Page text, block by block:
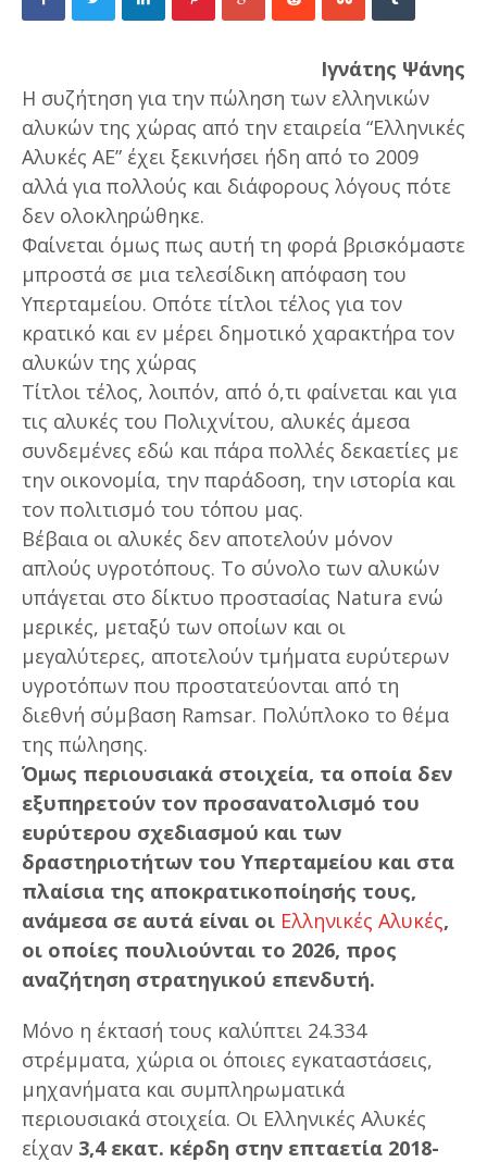
Ιγνάτης Ψάνης
Η συζήτηση για την πώληση των ελληνικών
αλυκών της χώρας από την εταιρεία “Ελληνικές
Αλυκές ΑΕ” έχει ξεκινήσει ήδη από το 2009
αλλά για πολλούς και διάφορους λόγους πότε
δεν ολοκληρώθηκε.
Φαίνεται όμως πως αυτή τη φορά βρισκόμαστε
μπροστά σε μια τελεσίδικη απόφαση του
Υπερταμείου. Οπότε τίτλοι τέλος για τον
κρατικό και εν μέρει δημοτικό χαρακτήρα τον
αλυκών της χώρας
Τίτλοι τέλος, λοιπόν, από ό,τι φαίνεται και για
τις αλυκές του Πολιχνίτου, αλυκές άμεσα
συνδεμένες εδώ και πάρα πολλές δεκαετίες με
την οικονομία, την παράδοση, την ιστορία και
τον πολιτισμό του τόπου μας.
Βέβαια οι αλυκές δεν αποτελούν μόνον
απλούς υγροτόπους. Το σύνολο των αλυκών
υπάγεται στο δίκτυο προστασίας Natura ενώ
μερικές, μεταξύ των οποίων και οι
μεγαλύτερες, αποτελούν τμήματα ευρύτερων
υγροτόπων που προστατεύονται από τη
διεθνή σύμβαση Ramsar. Πολύπλοκο το θέμα
της πώλησης.
Όμως περιουσιακά στοιχεία, τα οποία δεν
εξυπηρετούν τον προσανατολισμό του
ευρύτερου σχεδιασμού και των
δραστηριοτήτων του Υπερταμείου και στα
πλαίσια της αποκρατικοποίησής τους,
ανάμεσα σε αυτά είναι οι Ελληνικές Αλυκές,
οι οποίες πουλιούνται το 2026, προς
αναζήτηση στρατηγικού επενδυτή.
Μόνο η έκτασή τους καλύπτει 24.334
στρέμματα, χώρια οι όποιες εγκαταστάσεις,
μηχανήματα και συμπληρωματικά
περιουσιακά στοιχεία. Οι Ελληνικές Αλυκές
είχαν 3,4 εκατ. κέρδη στην επταετία 2018-